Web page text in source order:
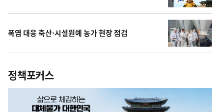
폭염 대응 축산·시설원예 농가 현장 점검
정책포커스